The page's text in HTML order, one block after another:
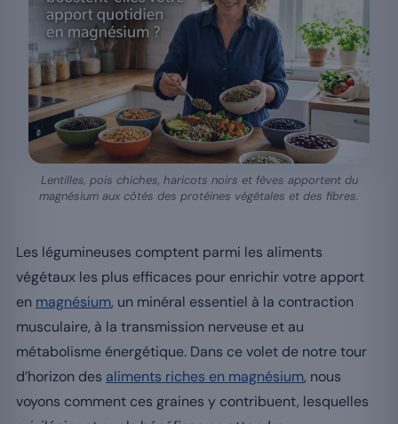
Lentilles, pois chiches, haricots noirs et fèves apportent du
magnésium aux côtés des protéines végétales et des fibres.
Les légumineuses comptent parmi les aliments
végétaux les plus efficaces pour enrichir votre apport
en magnésium, un minéral essentiel à la contraction
musculaire, à la transmission nerveuse et au
métabolisme énergétique. Dans ce volet de notre tour
d’horizon des aliments riches en magnésium, nous
voyons comment ces graines y contribuent, lesquelles